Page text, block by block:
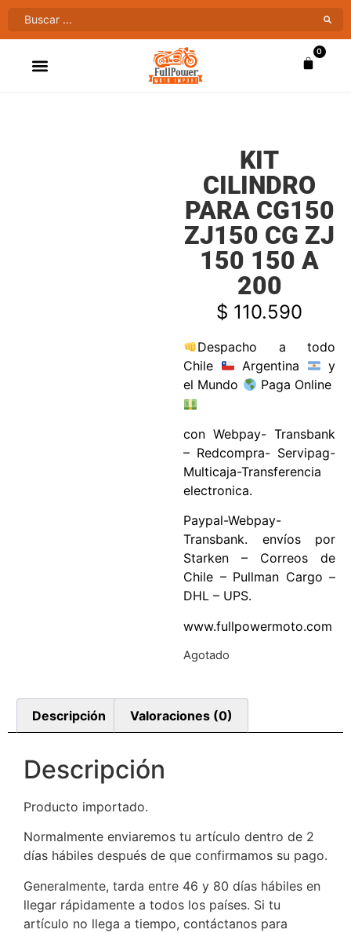
0
KIT
CILINDRO
PARA CG150
ZJ150 CG ZJ
150 150 A
200
$ 110.590
Despacho a todo
Chile
Argentina
y
el Mundo
Paga Online
con Webpay- Transbank
– Redcompra- Servipag-
Multicaja-Transferencia
electronica.
Paypal-Webpay-
Transbank. envíos por
Starken – Correos de
Chile – Pullman Cargo –
DHL – UPS.
www.fullpowermoto.com
Agotado
Descripción Valoraciones (0)
Descripción
Producto importado.
Normalmente enviaremos tu artículo dentro de 2
días hábiles después de que confirmamos su pago.
Generalmente, tarda entre 46 y 80 días hábiles en
llegar rápidamente a todos los países. Si tu
artículo no llega a tiempo, contáctanos para